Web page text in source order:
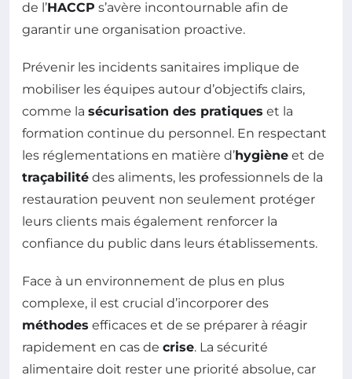
de l’HACCP s’avère incontournable afin de
garantir une organisation proactive.
Prévenir les incidents sanitaires implique de
mobiliser les équipes autour d’objectifs clairs,
comme la sécurisation des pratiques et la
formation continue du personnel. En respectant
les réglementations en matière d’hygiène et de
traçabilité des aliments, les professionnels de la
restauration peuvent non seulement protéger
leurs clients mais également renforcer la
confiance du public dans leurs établissements.
Face à un environnement de plus en plus
complexe, il est crucial d’incorporer des
méthodes efficaces et de se préparer à réagir
rapidement en cas de crise. La sécurité
alimentaire doit rester une priorité absolue, car